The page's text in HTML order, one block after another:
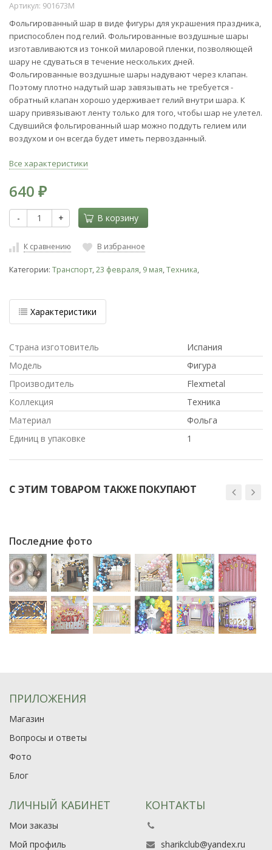
Артикул: 901673M
Фольгированный шар в виде фигуры для украшения праздника,
приспособлен под гелий. Фольгированные воздушные шары
изготавливаются из тонкой миларовой пленки, позволяющей
шару не сдуваться в течение нескольких дней.
Фольгированные воздушные шары надувают через клапан.
Поэтому плотно надутый шар завязывать не требуется -
обратный клапан хорошо удерживает гелий внутри шара. К
шару привязывают ленту только для того, чтобы шар не улетел.
Сдувшийся фольгированный шар можно поддуть гелием или
воздухом и он всегда будет иметь первозданный.
Все характеристики
640 ₽
- + В корзину
К сравнению В избранное
Категории: Транспорт,23 февраля, 9 мая,Техника,
Характеристики
Страна изготовитель
Испания
Модель
Фигура
Производитель
Flexmetal
Коллекция
Техника
Материал
Фольга
Единиц в упаковке
1
С ЭТИМ ТОВАРОМ ТАКЖЕ ПОКУПАЮТ
Последние фото
ПРИЛОЖЕНИЯ
Магазин
Вопросы и ответы
Фото
Блог
ЛИЧНЫЙ КАБИНЕТ
Мои заказы
Мой профиль
КОНТАКТЫ
sharikclub@yandex.ru